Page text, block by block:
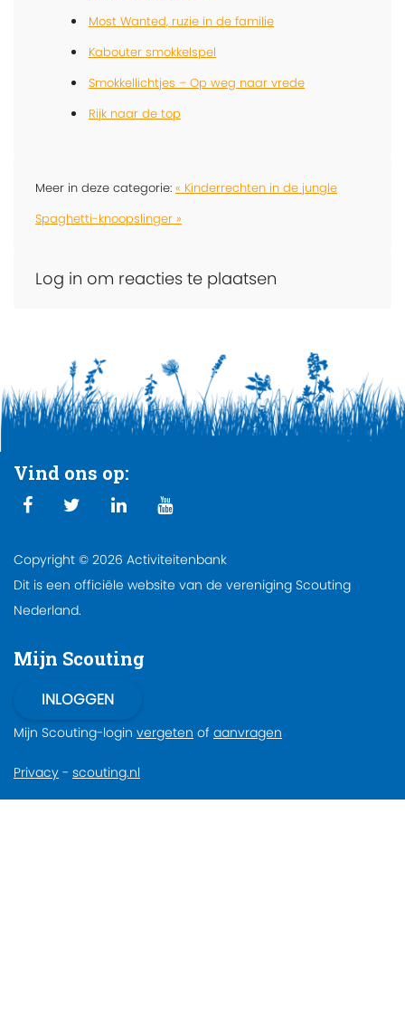
Most Wanted, ruzie in de familie
Kabouter smokkelspel
Smokkellichtjes – Op weg naar vrede
Rijk naar de top
Meer in deze categorie: « Kinderrechten in de jungle
Spaghetti-knoopslinger »
Log in om reacties te plaatsen
Vind ons op:
Copyright © 2026 Activiteitenbank
Dit is een officiële website van de vereniging Scouting
Nederland.
Mijn Scouting
Mijn Scouting-login vergeten of aanvragen
Privacy - scouting.nl